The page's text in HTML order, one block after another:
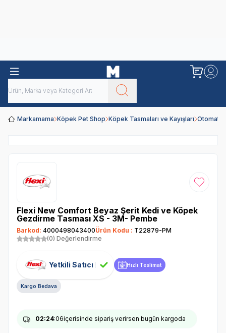
Markamama Köpek Pet Shop Köpek Tasmaları ve Kayışları Otomatik
Favoriye
Flexi New Comfort Beyaz Şerit Kedi ve Köpek
Gezdirme Tasması XS - 3M- Pembe
Barkod: 4000498043400Ürün Kodu : T22879-PM
(0) Değerlendirme
Yetkili Satıcı Hızlı Teslimat
Kargo Bedava
02:24:06içerisinde sipariş verirsen bugün kargoda